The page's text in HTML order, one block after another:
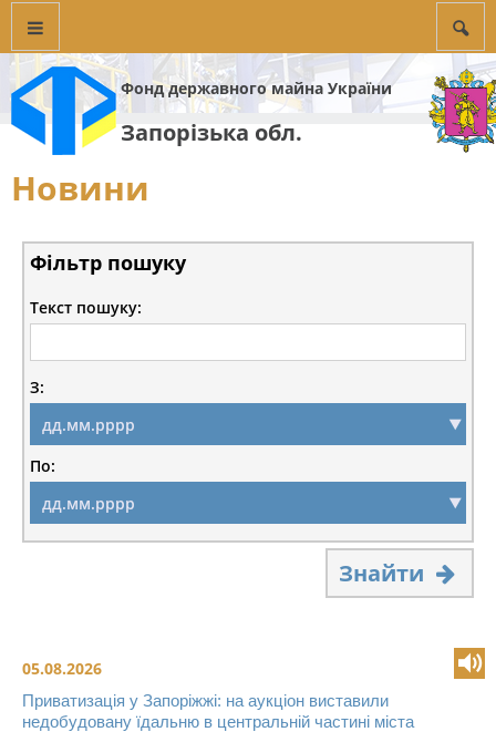
Фонд державного майна України
Запорізька обл.
Новини
Фільтр пошуку
Текст пошуку:
З:
По:
Знайти
05.08.2026
Приватизація у Запоріжжі: на аукціон виставили
недобудовану їдальню в центральній частині міста